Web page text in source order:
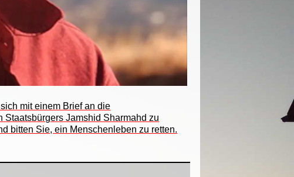
mit einem Brief an die
Jamshid Sharmahd zu
bitten Sie, ein Menschenleben zu retten.